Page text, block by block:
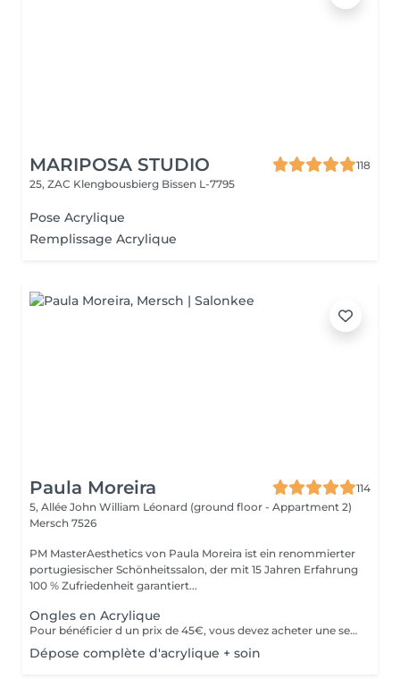
MARIPOSA STUDIO
118
25, ZAC Klengbousbierg Bissen L-7795
Pose Acrylique
Remplissage Acrylique
Paula Moreira
114
5, Allée John William Léonard (ground floor - Appartment 2)
Mersch 7526
PM MasterAesthetics von Paula Moreira ist ein renommierter
portugiesischer Schönheitssalon, der mit 15 Jahren Erfahrung
100 % Zufriedenheit garantiert...
Ongles en Acrylique
Pour bénéficier d un prix de 45€, vous devez acheter une seule fois le kit individuel comprenant tout le matériel non jetable nécessaire , qui sera conserve pour nous pour de futurs rendez-vous, garantissant ainsi une meilleure hygiène.* *renouvelabre chaque année.
Dépose complète d'acrylique + soin